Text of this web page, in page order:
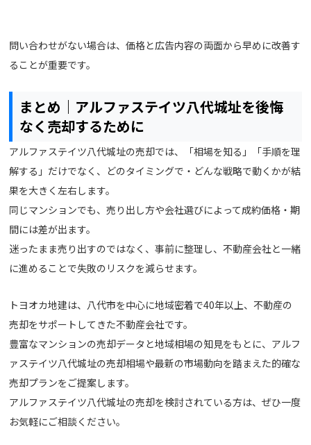
問い合わせがない場合は、価格と広告内容の両面から早めに改善す
ることが重要です。
まとめ｜アルファステイツ八代城址を後悔
なく売却するために
アルファステイツ八代城址の売却では、「相場を知る」「手順を理
解する」だけでなく、どのタイミングで・どんな戦略で動くかが結
果を大きく左右します。
同じマンションでも、売り出し方や会社選びによって成約価格・期
間には差が出ます。
迷ったまま売り出すのではなく、事前に整理し、不動産会社と一緒
に進めることで失敗のリスクを減らせます。
トヨオカ地建は、八代市を中心に地域密着で40年以上、不動産の
売却をサポートしてきた不動産会社です。
豊富なマンションの売却データと地域相場の知見をもとに、アルフ
ァステイツ八代城址の売却相場や最新の市場動向を踏まえた的確な
売却プランをご提案します。
アルファステイツ八代城址の売却を検討されている方は、ぜひ一度
お気軽にご相談ください。